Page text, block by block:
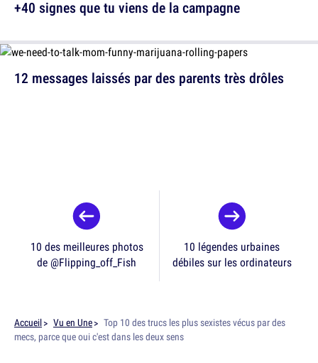
12 messages laissés par des parents très drôles
+40 signes que tu viens de la campagne
10 des meilleures photos
de @Flipping_off_Fish
10 légendes urbaines
débiles sur les ordinateurs
Accueil Vu en Une
Top 10 des trucs les plus sexistes vécus par des
mecs, parce que oui c'est dans les deux sens